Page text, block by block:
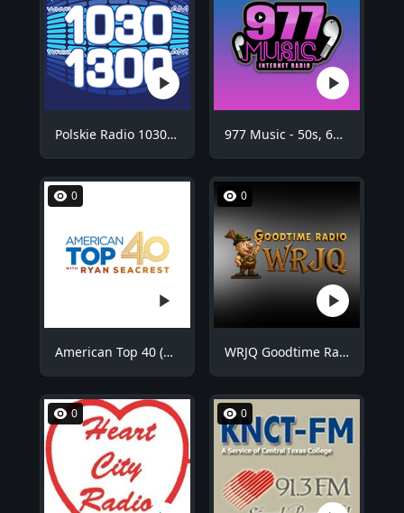
Polskie Radio 1030 Chicago - WNVR 977 Music - 50s, 60s Hits
0
American Top 40 (AT40)
0
WRJQ Goodtime Radio
0 0